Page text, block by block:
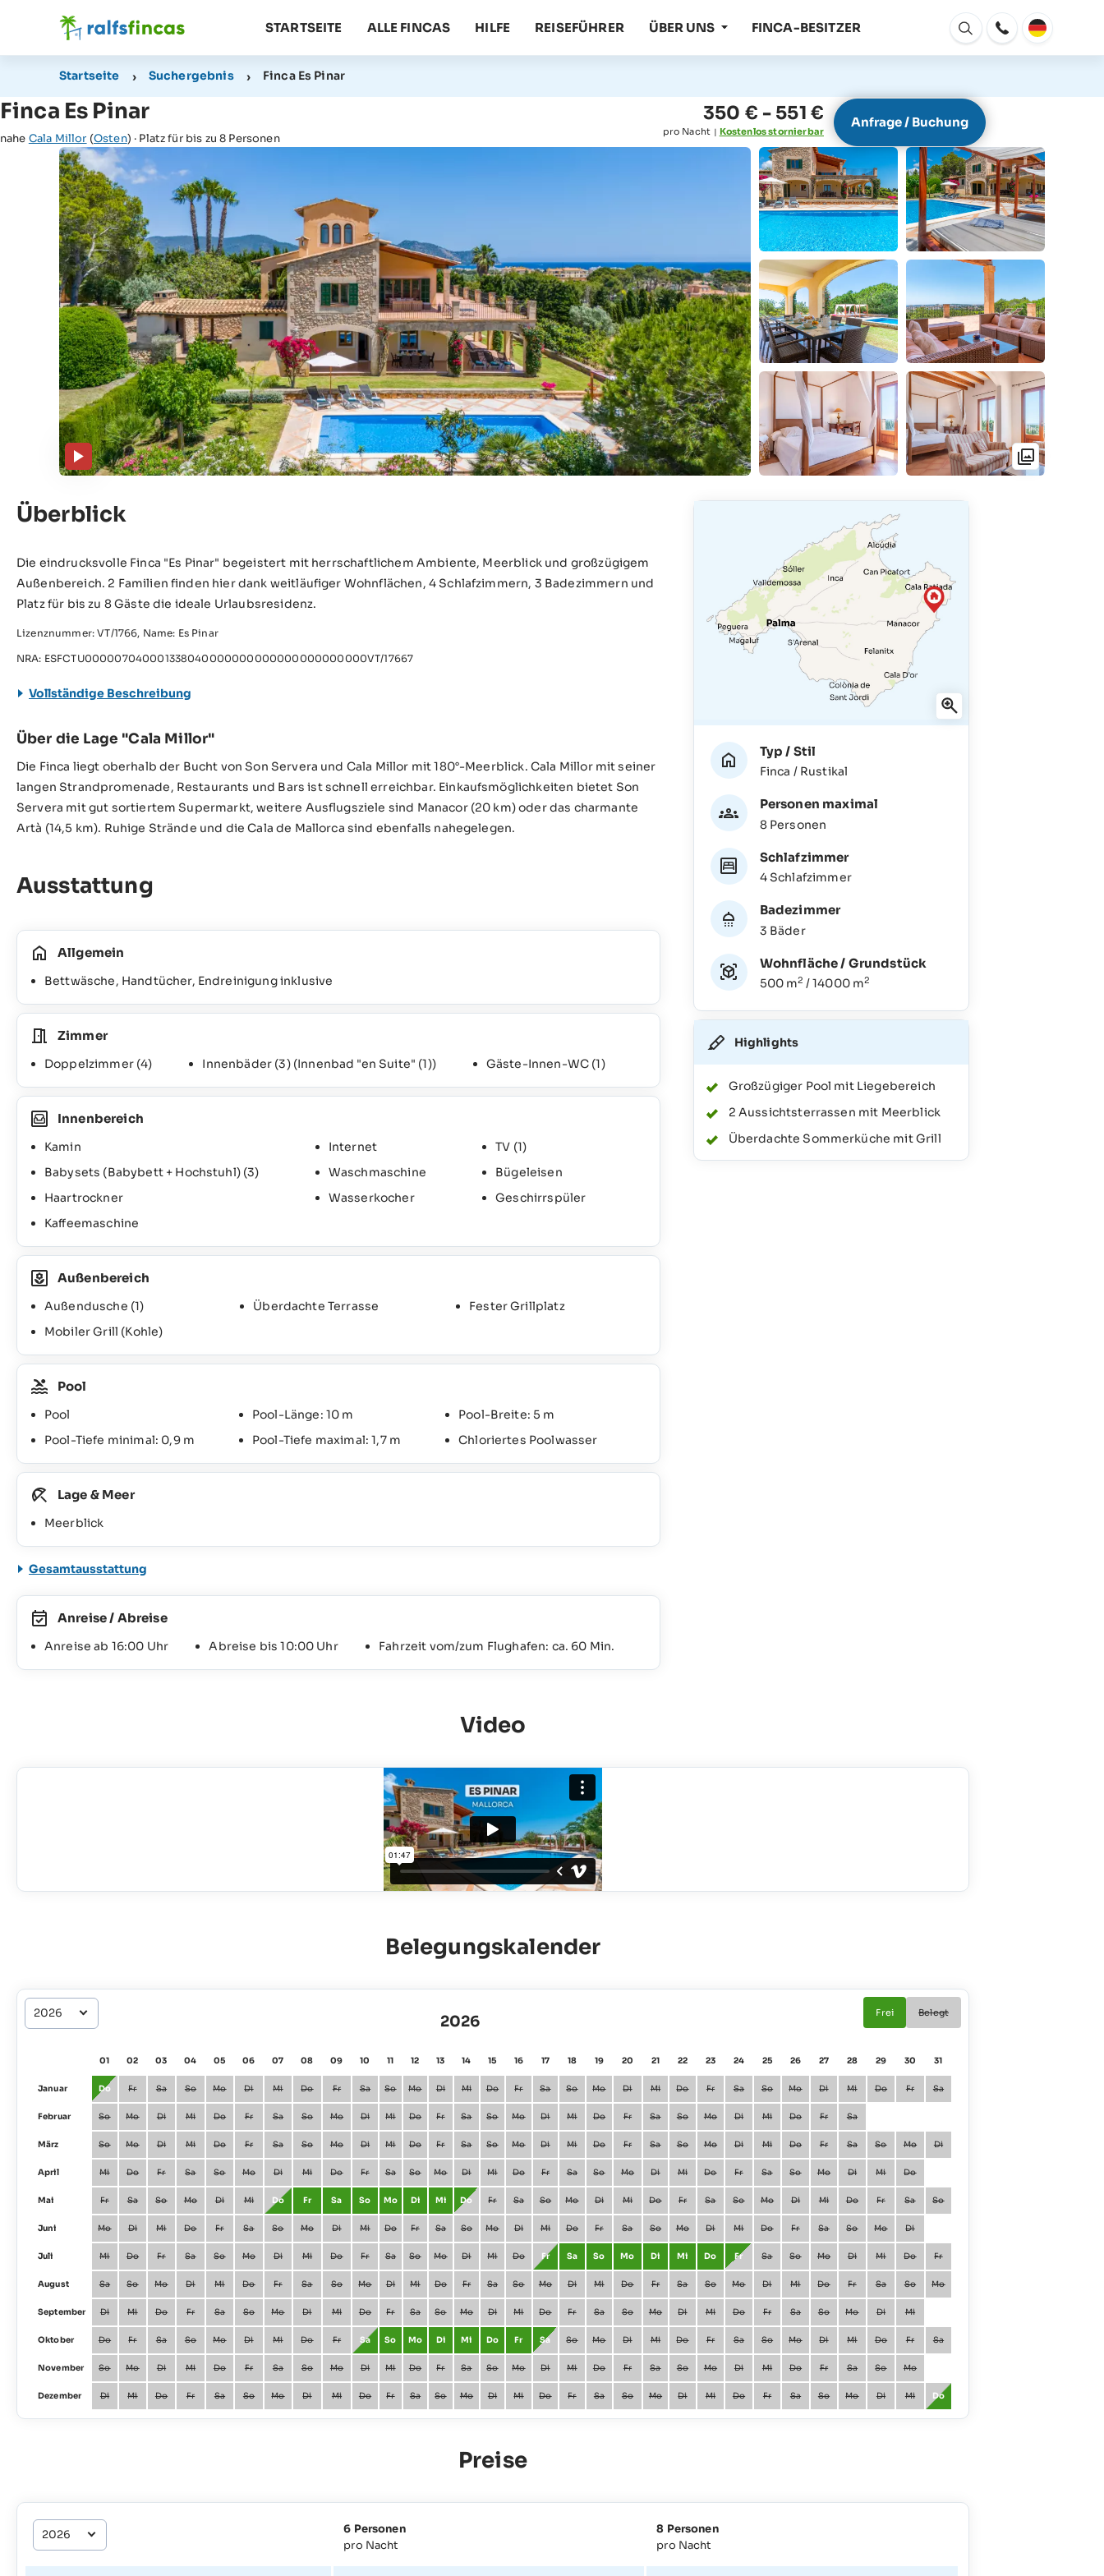
STARTSEITE ALLE FINCAS HILFE REISEFÜHRER ÜBER UNS FINCA-BESITZER
Fenster
Öffnen
Startseite Suchergebnis Finca Es Pinar
Finca Es Pinar
nahe Cala Millor (Osten) · Platz für bis zu 8 Personen
350 € - 551 €
pro Nacht | Kostenlos stornierbar
Anfrage / Buchung
Überblick
Die eindrucksvolle Finca "Es Pinar" begeistert mit herrschaftlichem Ambiente, Meerblick und großzügigem
Außenbereich. 2 Familien finden hier dank weitläufiger Wohnflächen, 4 Schlafzimmern, 3 Badezimmern und
Platz für bis zu 8 Gäste die ideale Urlaubsresidenz.
Lizenznummer: VT/1766, Name: Es Pinar
NRA: ESFCTU000007040001338040000000000000000000000VT/17667
Vollständige Beschreibung
Über die Lage "Cala Millor"
Die Finca liegt oberhalb der Bucht von Son Servera und Cala Millor mit 180°-Meerblick. Cala Millor mit seiner
langen Strandpromenade, Restaurants und Bars ist schnell erreichbar. Einkaufsmöglichkeiten bietet Son
Servera mit gut sortiertem Supermarkt, weitere Ausflugsziele sind Manacor (20 km) oder das charmante
Artà (14,5 km). Ruhige Strände und die Cala de Mallorca sind ebenfalls nahegelegen.
Typ / Stil
Finca / Rustikal
Personen maximal
8 Personen
Schlafzimmer
4 Schlafzimmer
Badezimmer
3 Bäder
Wohnfläche / Grundstück
500 m2 / 14000 m2
Highlights
Großzügiger Pool mit Liegebereich
2 Aussichtsterrassen mit Meerblick
Überdachte Sommerküche mit Grill
Ausstattung
Allgemein
Bettwäsche, Handtücher, Endreinigung inklusive
Zimmer
Doppelzimmer (4) Innenbäder (3)(Innenbad "en Suite" (1)) Gäste-Innen-WC (1)
Innenbereich
Kamin Internet TV (1)
Babysets (Babybett + Hochstuhl) (3) Waschmaschine
Bügeleisen
Haartrockner
Wasserkocher
Geschirrspüler
Kaffeemaschine
Außenbereich
Außendusche (1) Überdachte Terrasse
Fester Grillplatz
Mobiler Grill (Kohle)
Pool
Pool Pool-Länge: 10 m
Pool-Breite: 5 m
Pool-Tiefe minimal: 0,9 m
Pool-Tiefe maximal: 1,7 m Chloriertes Poolwasser
Lage & Meer
Meerblick
Gesamtausstattung
Anreise / Abreise
Anreise ab 16:00 Uhr Abreise bis 10:00 Uhr Fahrzeit vom/zum Flughafen: ca. 60 Min.
Video
Belegungskalender
Frei Belegt
2026
01 02 03 04 05 06 07 08 09 10 11 12 13 14 15 16 17 18 19 20 21 22 23 24 25 26 27 28 29 30 31
Januar Do Fr Sa So Mo Di Mi Do Fr Sa So Mo Di Mi Do Fr Sa So Mo Di Mi Do Fr Sa So Mo Di Mi Do Fr Sa
Februar So Mo Di Mi Do Fr Sa So Mo Di Mi Do Fr Sa So Mo Di Mi Do Fr Sa So Mo Di Mi Do Fr Sa
März So Mo Di Mi Do Fr Sa So Mo Di Mi Do Fr Sa So Mo Di Mi Do Fr Sa So Mo Di Mi Do Fr Sa So Mo Di
April Mi Do Fr Sa So Mo Di Mi Do Fr Sa So Mo Di Mi Do Fr Sa So Mo Di Mi Do Fr Sa So Mo Di Mi Do
Mai Fr Sa So Mo Di Mi Do Fr Sa So Mo Di Mi Do Fr Sa So Mo Di Mi Do Fr Sa So Mo Di Mi Do Fr Sa So
Juni Mo Di Mi Do Fr Sa So Mo Di Mi Do Fr Sa So Mo Di Mi Do Fr Sa So Mo Di Mi Do Fr Sa So Mo Di
Juli Mi Do Fr Sa So Mo Di Mi Do Fr Sa So Mo Di Mi Do Fr Sa So Mo Di Mi Do Fr Sa So Mo Di Mi Do Fr
August Sa So Mo Di Mi Do Fr Sa So Mo Di Mi Do Fr Sa So Mo Di Mi Do Fr Sa So Mo Di Mi Do Fr Sa So Mo
September Di Mi Do Fr Sa So Mo Di Mi Do Fr Sa So Mo Di Mi Do Fr Sa So Mo Di Mi Do Fr Sa So Mo Di Mi
Oktober Do Fr Sa So Mo Di Mi Do Fr Sa So Mo Di Mi Do Fr Sa So Mo Di Mi Do Fr Sa So Mo Di Mi Do Fr Sa
November So Mo Di Mi Do Fr Sa So Mo Di Mi Do Fr Sa So Mo Di Mi Do Fr Sa So Mo Di Mi Do Fr Sa So Mo
Dezember Di Mi Do Fr Sa So Mo Di Mi Do Fr Sa So Mo Di Mi Do Fr Sa So Mo Di Mi Do Fr Sa So Mo Di Mi Do
Preise
6 Personen
pro Nacht
8 Personen
pro Nacht